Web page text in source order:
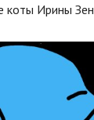
коты Ирины